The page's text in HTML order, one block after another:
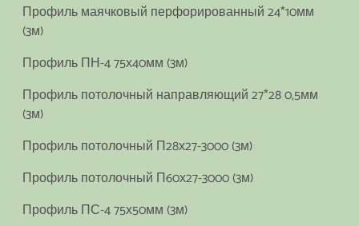
Профиль маячковый перфорированный 24*10мм
(3м)
Профиль ПН-4 75х40мм (3м)
Профиль потолочный направляющий 27*28 0,5мм
(3м)
Профиль потолочный П28х27-3000 (3м)
Профиль потолочный П60х27-3000 (3м)
Профиль ПС-4 75х50мм (3м)